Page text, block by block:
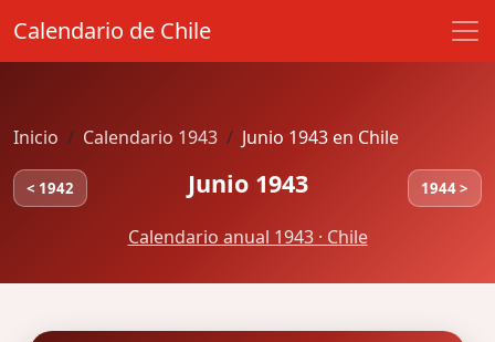
Calendario de Chile
Inicio Calendario 1943 Junio 1943 en Chile
< 1942 Junio 1943 1944 >
Calendario anual 1943 · Chile